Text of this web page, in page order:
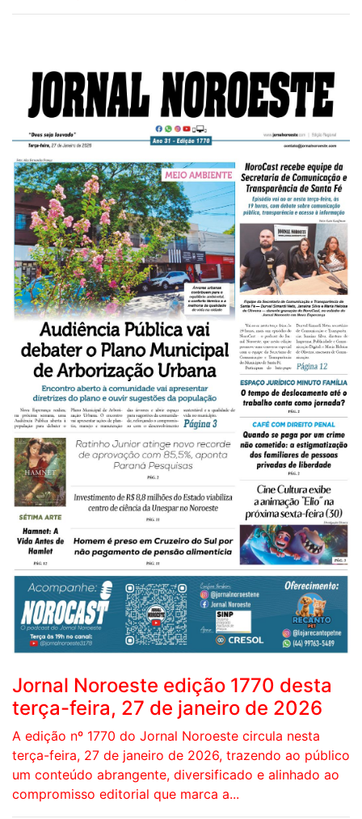
Jornal Noroeste edição 1770 desta
terça-feira, 27 de janeiro de 2026
A edição nº 1770 do Jornal Noroeste circula nesta
terça-feira, 27 de janeiro de 2026, trazendo ao público
um conteúdo abrangente, diversificado e alinhado ao
compromisso editorial que marca a...